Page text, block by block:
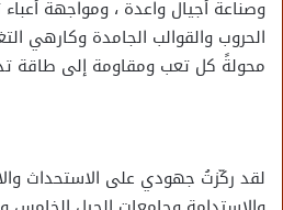
وصناعة أجيال واعدة ، ومواجهة
الحروب والقوالب الجامدة وكارهي
محولةً كل تعب ومقاومة إلى طاقة
لقد ركّزتُ جهودي على الاستحداث